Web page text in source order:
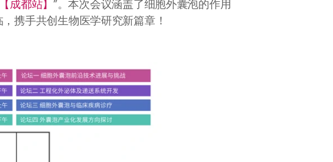
都站】 ”。本次会议涵盖了细胞外囊泡的作用
携手共创生物医学研究新篇章！